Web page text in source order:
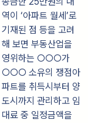
역이 ‘아파트 월세’로
기재된 점 등을 고려
해 보면 부동산업을
영위하는 ○○○가
○○○ 소유의 쟁점아
파트를 취득시부터 양
도시까지 관리하고 임
대료 중 일정금액을